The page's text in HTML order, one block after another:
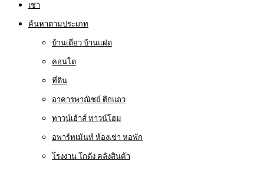
เช่า
ค้นหาตามประเภท
บ้านเดี่ยว บ้านแฝด
คอนโด
ที่ดิน
อาคารพาณิชย์ ตึกแถว
ทาวน์เฮ้าส์ ทาวน์โฮม
อพาร์ทเม้นท์ ห้องเช่า หอพัก
โรงงาน โกดัง คลังสินค้า